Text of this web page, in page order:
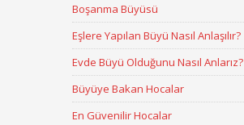
Boşanma Büyüsü
Eşlere Yapılan Büyü Nasıl Anlaşılır?
Evde Büyü Olduğunu Nasıl Anlarız?
Büyüye Bakan Hocalar
En Güvenilir Hocalar